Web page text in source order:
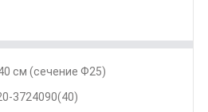
см (сечение Ф25)
3724090(40)